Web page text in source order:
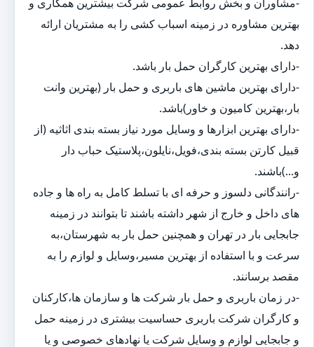
بهترین مشاوره در زمینه اسباب کشی را به مشتریان ارائه
دهد.
-دارای بهترین کارگران حمل بار باشد.
-دارای بهترین ماشین های باربری و حمل بار (بهترین وانت
بار،بهترین کامیون و خاور)باشد.
-دارای بهترین ابزارها و وسایل مورد نیاز بسته بندی اثاثیه (از
قبیل کارتن بسته بندی،فویل،نایلون،پلاستیک حباب دار
و...)باشند.
-رانندگانی دلسوز و حرفه ای با تسلط کامل به راه ها و جاده
های داخل و خارج از شهر داشته باشند تا بتوانند در زمینه
جابجایی بار در تهران و همچنین حمل بار به شهرستان،به
سرعت و با استفاده از بهترین مسیر،وسایل و لوازم را به
مقصد برسانند.
-در زمان باربری و حمل بار شرکت ها و سازمان ها،کارکنان
و کارگران شرکت باربری حساسیت بیشتری در زمینه حمل
و جابجایی لوازم و وسایل شرکت یا نهادهای خصوصی و یا